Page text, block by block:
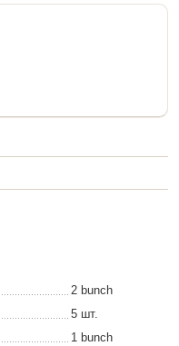
2 bunch
5 шт.
1 bunch